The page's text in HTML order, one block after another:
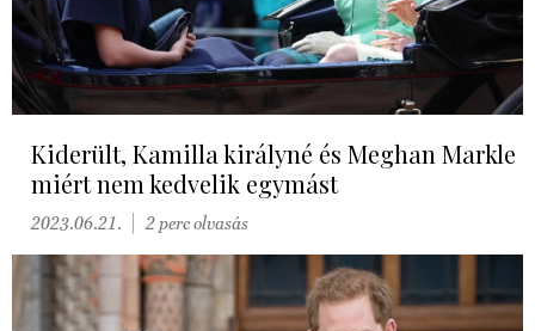
Kiderült, Kamilla királyné és Meghan Markle
miért nem kedvelik egymást
2023.06.21. 2 perc olvasás